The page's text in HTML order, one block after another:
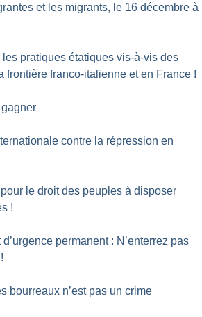
et les migrants, le 16 décembre à
pratiques étatiques vis-à-vis des
frontière franco-italienne et en France !
gagner
contre la répression en
le droit des peuples à disposer
!
d’urgence permanent : N’enterrez pas
!
bourreaux n’est pas un crime